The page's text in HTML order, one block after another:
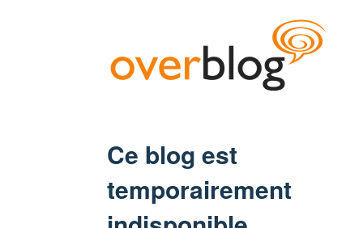
Ce blog est
temporairement